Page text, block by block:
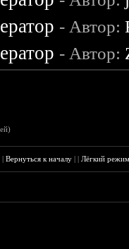
- Автор:
- Автор:
|Вернуться к началу ||Лёгкий